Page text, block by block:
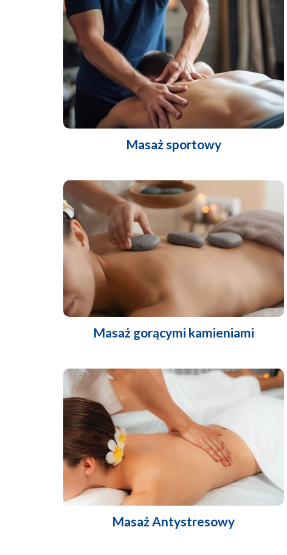
Masaż sportowy
Masaż gorącymi kamieniami
Masaż Antystresowy